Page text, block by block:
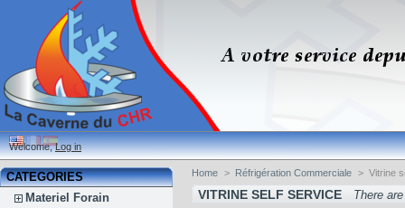
Welcome,Log in
CATEGORIES
Materiel Forain
Home > Réfrigération Commerciale > Vitrine
VITRINE SELF SERVICE There